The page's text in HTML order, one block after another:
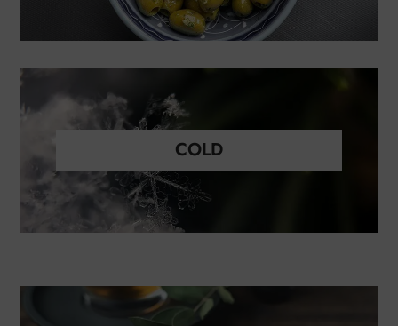
COLD